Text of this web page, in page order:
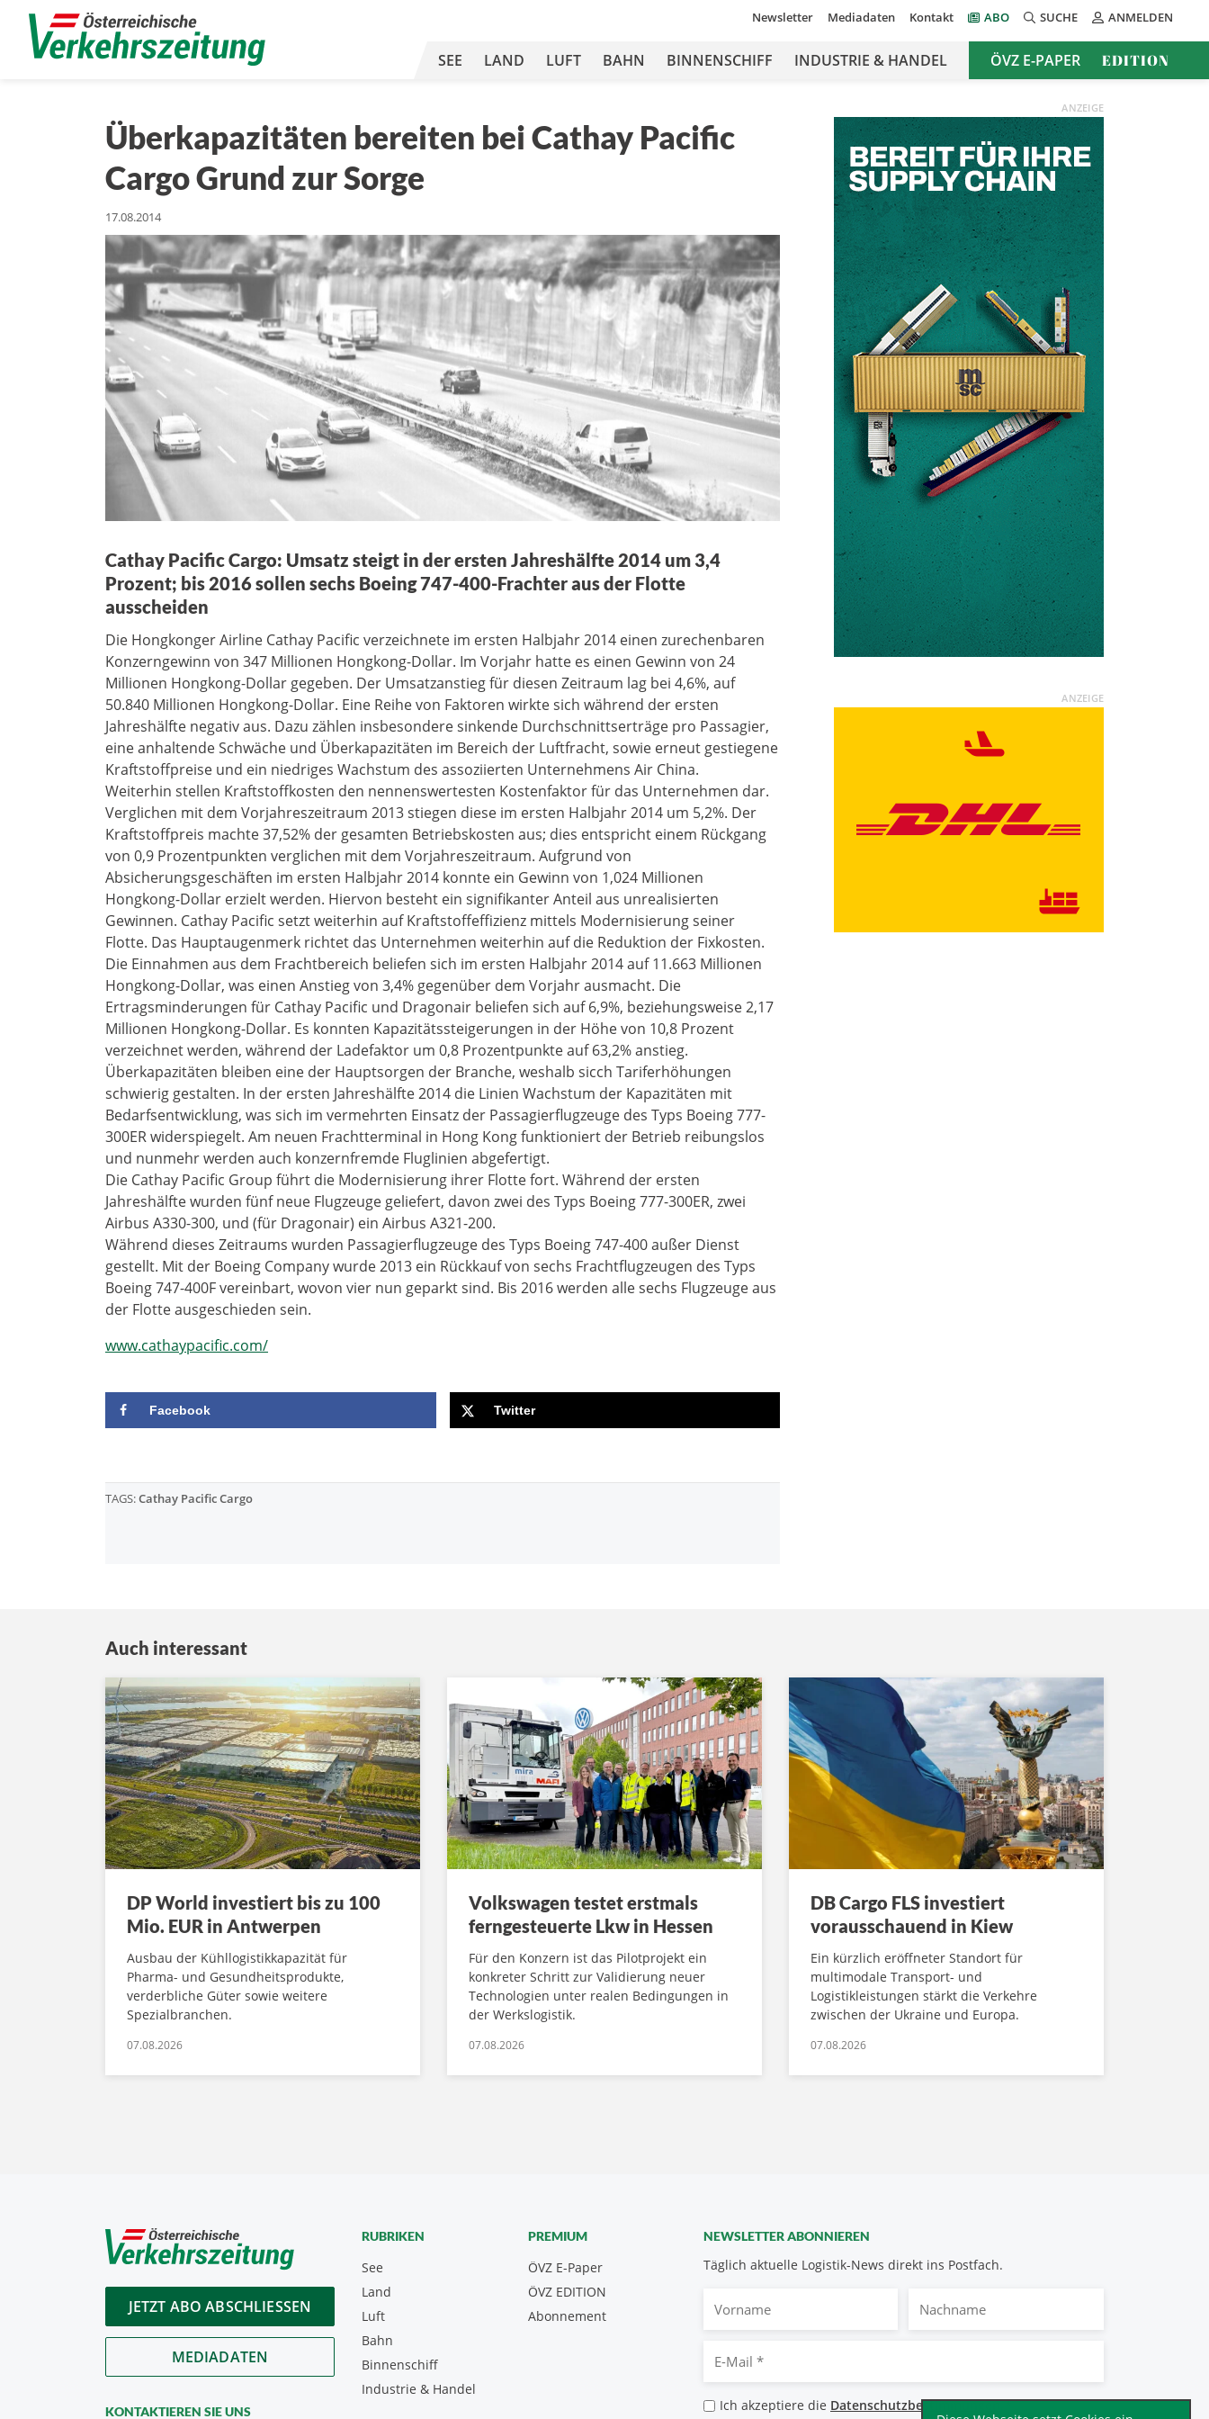
Newsletter Mediadaten Kontakt ABO SUCHE ANMELDEN
SEE LAND LUFT BAHN BINNENSCHIFF INDUSTRIE & HANDEL ÖVZ E-PAPER EDITION
Überkapazitäten bereiten bei Cathay Pacific
Cargo Grund zur Sorge
17.08.2014
Cathay Pacific Cargo: Umsatz steigt in der ersten Jahreshälfte 2014 um 3,4
Prozent; bis 2016 sollen sechs Boeing 747-400-Frachter aus der Flotte
ausscheiden
Die Hongkonger Airline Cathay Pacific verzeichnete im ersten Halbjahr 2014 einen zurechenbaren
Konzerngewinn von 347 Millionen Hongkong-Dollar. Im Vorjahr hatte es einen Gewinn von 24
Millionen Hongkong-Dollar gegeben. Der Umsatzanstieg für diesen Zeitraum lag bei 4,6%, auf
50.840 Millionen Hongkong-Dollar. Eine Reihe von Faktoren wirkte sich während der ersten
Jahreshälfte negativ aus. Dazu zählen insbesondere sinkende Durchschnittserträge pro Passagier,
eine anhaltende Schwäche und Überkapazitäten im Bereich der Luftfracht, sowie erneut gestiegene
Kraftstoffpreise und ein niedriges Wachstum des assoziierten Unternehmens Air China.
Weiterhin stellen Kraftstoffkosten den nennenswertesten Kostenfaktor für das Unternehmen dar.
Verglichen mit dem Vorjahreszeitraum 2013 stiegen diese im ersten Halbjahr 2014 um 5,2%. Der
Kraftstoffpreis machte 37,52% der gesamten Betriebskosten aus; dies entspricht einem Rückgang
von 0,9 Prozentpunkten verglichen mit dem Vorjahreszeitraum. Aufgrund von
Absicherungsgeschäften im ersten Halbjahr 2014 konnte ein Gewinn von 1,024 Millionen
Hongkong-Dollar erzielt werden. Hiervon besteht ein signifikanter Anteil aus unrealisierten
Gewinnen. Cathay Pacific setzt weiterhin auf Kraftstoffeffizienz mittels Modernisierung seiner
Flotte. Das Hauptaugenmerk richtet das Unternehmen weiterhin auf die Reduktion der Fixkosten.
Die Einnahmen aus dem Frachtbereich beliefen sich im ersten Halbjahr 2014 auf 11.663 Millionen
Hongkong-Dollar, was einen Anstieg von 3,4% gegenüber dem Vorjahr ausmacht. Die
Ertragsminderungen für Cathay Pacific und Dragonair beliefen sich auf 6,9%, beziehungsweise 2,17
Millionen Hongkong-Dollar. Es konnten Kapazitätssteigerungen in der Höhe von 10,8 Prozent
verzeichnet werden, während der Ladefaktor um 0,8 Prozentpunkte auf 63,2% anstieg.
Überkapazitäten bleiben eine der Hauptsorgen der Branche, weshalb sicch Tariferhöhungen
schwierig gestalten. In der ersten Jahreshälfte 2014 die Linien Wachstum der Kapazitäten mit
Bedarfsentwicklung, was sich im vermehrten Einsatz der Passagierflugzeuge des Typs Boeing 777-
300ER widerspiegelt. Am neuen Frachtterminal in Hong Kong funktioniert der Betrieb reibungslos
und nunmehr werden auch konzernfremde Fluglinien abgefertigt.
Die Cathay Pacific Group führt die Modernisierung ihrer Flotte fort. Während der ersten
Jahreshälfte wurden fünf neue Flugzeuge geliefert, davon zwei des Typs Boeing 777-300ER, zwei
Airbus A330-300, und (für Dragonair) ein Airbus A321-200.
Während dieses Zeitraums wurden Passagierflugzeuge des Typs Boeing 747-400 außer Dienst
gestellt. Mit der Boeing Company wurde 2013 ein Rückkauf von sechs Frachtflugzeugen des Typs
Boeing 747-400F vereinbart, wovon vier nun geparkt sind. Bis 2016 werden alle sechs Flugzeuge aus
der Flotte ausgeschieden sein.
www.cathaypacific.com/
Facebook Twitter
TAGS:Cathay Pacific Cargo
ANZEIGE
ANZEIGE
Auch interessant
DP World investiert bis zu 100
Mio. EUR in Antwerpen
Ausbau der Kühllogistikkapazität für
Pharma- und Gesundheitsprodukte,
verderbliche Güter sowie weitere
Spezialbranchen.
07.08.2026
Volkswagen testet erstmals
ferngesteuerte Lkw in Hessen
Für den Konzern ist das Pilotprojekt ein
konkreter Schritt zur Validierung neuer
Technologien unter realen Bedingungen in
der Werkslogistik.
07.08.2026
DB Cargo FLS investiert
vorausschauend in Kiew
Ein kürzlich eröffneter Standort für
multimodale Transport- und
Logistikleistungen stärkt die Verkehre
zwischen der Ukraine und Europa.
07.08.2026
JETZT ABO ABSCHLIESSEN
MEDIADATEN
KONTAKTIEREN SIE UNS
NEWSLETTER ABONNIEREN
Täglich aktuelle Logistik-News direkt ins Postfach.
Mail
Datenschutzbestimmungen
Ich akzeptiere die Datenschutzbestimmungen.*
RUBRIKEN
See
Land
Luft
Bahn
Binnenschiff
Industrie & Handel
PREMIUM
ÖVZ E-Paper
Abonnement
ÖVZ EDITION